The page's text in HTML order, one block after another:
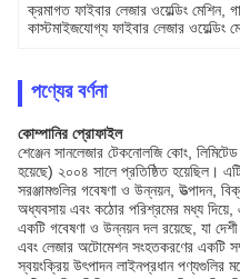
ক্রমাগত ফাইবার লেজার ওয়েল্ডিং মেশিন,
কাস্টমাইজযোগ্য ফাইবার লেজার ওয়েল্ডিং
পণ্যের বর্ণনা
কোম্পানির প্রোফাইল
শেঞ্জেন সানলেজার টেকনোলজি কোং,
হয়েছে) ২০০৪ সালে প্রতিষ্ঠিত হয়েছিল।
সরঞ্জামগুলির গবেষণা ও উন্নয়ন, উত্পাদন,
অধ্যবসায় এবং কঠোর পরিশ্রমের মধ্য
একটি গবেষণা ও উন্নয়ন দল রয়েছে, যা দেশী
এবং লেজার অটোমেশন সংহতকরণের একটি
স্বয়ংক্রিয় উৎপাদন লাইনপ্রধান পণ্যগুলির